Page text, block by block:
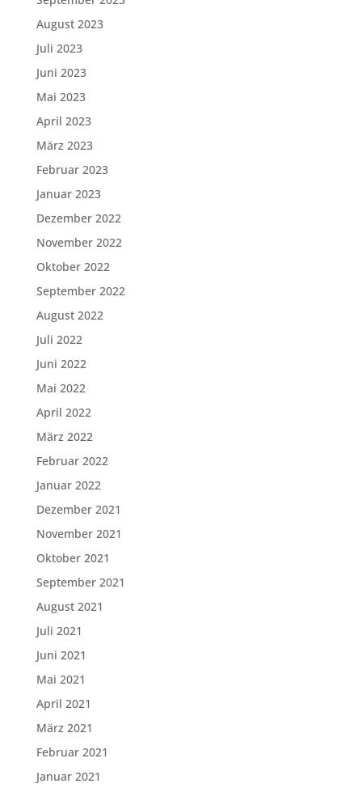
August 2023
Juli 2023
Juni 2023
Mai 2023
April 2023
März 2023
Februar 2023
Januar 2023
Dezember 2022
November 2022
Oktober 2022
September 2022
August 2022
Juli 2022
Juni 2022
Mai 2022
April 2022
März 2022
Februar 2022
Januar 2022
Dezember 2021
November 2021
Oktober 2021
September 2021
August 2021
Juli 2021
Juni 2021
Mai 2021
April 2021
März 2021
Februar 2021
Januar 2021